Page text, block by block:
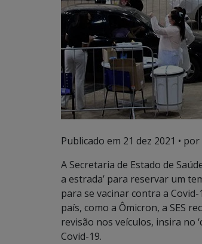
Publicado em 21 dez 2021 •
A Secretaria de Estado de
a estrada’ para reservar um
para se vacinar contra a
país, como a Ômicron, a SES
revisão nos veículos, insira no
Covid-19.